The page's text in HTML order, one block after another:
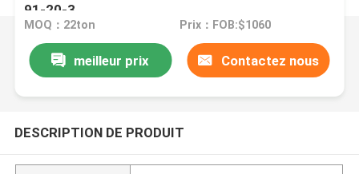
91-20-3
MOQ：22ton Prix：FOB:$1060
meilleur prix Contactez nous
DESCRIPTION DE PRODUIT